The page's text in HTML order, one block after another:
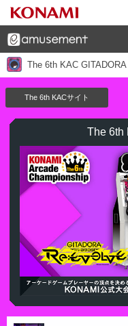
The 6th KAC
The 6th KACサイト
The 6th